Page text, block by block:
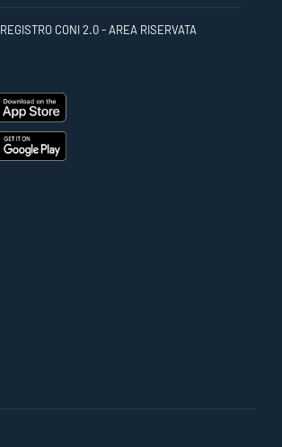
REGISTRO CONI 2.0 - AREA RISERVATA